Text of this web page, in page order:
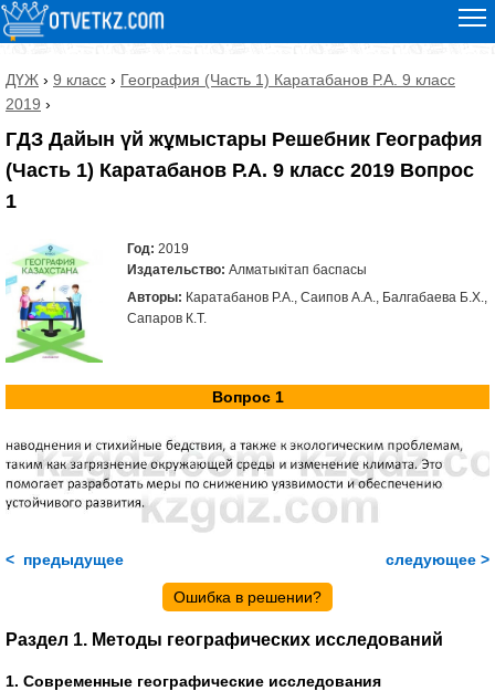
ДҮЖ › 9 класс › География (Часть 1) Каратабанов Р.А. 9 класс
2019 ›
ГДЗ Дайын үй жұмыстары Решебник География
(Часть 1) Каратабанов Р.А. 9 класс 2019 Вопрос
1
Год: 2019
Издательство: Алматыкітап баспасы
Авторы: Каратабанов Р.А., Саипов А.А., Балгабаева Б.Х.,
Сапаров К.Т.
Вопрос 1
< предыдущее следующее >
Ошибка в решении?
Раздел 1. Методы географических исследований
1. Современные географические исследования